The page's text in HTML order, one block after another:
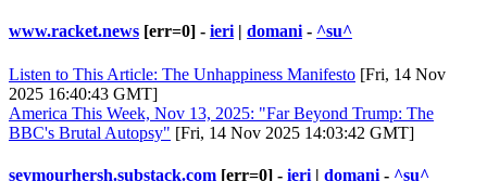
www.racket.news [err=0] - ieri | domani - ^su^
Listen to This Article: The Unhappiness Manifesto [Fri, 14 Nov
2025 16:40:43 GMT]
America This Week, Nov 13, 2025: "Far Beyond Trump: The
BBC's Brutal Autopsy" [Fri, 14 Nov 2025 14:03:42 GMT]
seymourhersh.substack.com [err=0] - ieri | domani - ^su^